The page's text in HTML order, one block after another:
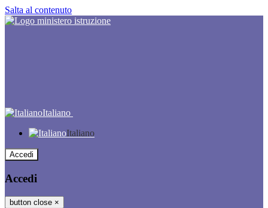
Salta al contenuto
Italiano
Italiano
Accedi
Accedi
button close ×